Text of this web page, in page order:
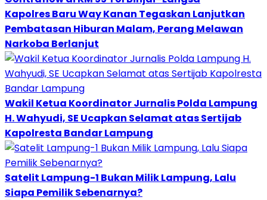
Kapolres Baru Way Kanan Tegaskan Lanjutkan
Pembatasan Hiburan Malam, Perang Melawan
Narkoba Berlanjut
Wakil Ketua Koordinator Jurnalis Polda Lampung
H. Wahyudi, SE Ucapkan Selamat atas Sertijab
Kapolresta Bandar Lampung
Satelit Lampung-1 Bukan Milik Lampung, Lalu
Siapa Pemilik Sebenarnya?